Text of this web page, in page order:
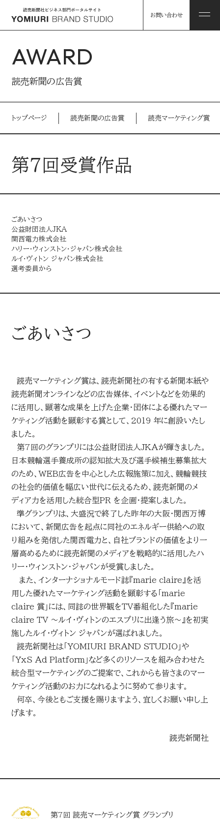
ABOUT
私たちについて トップ
コンソーシアム企業・パートナー
HINTS
LINEUP
企画・イベント
新聞
ターゲットメディア
AWARD
読売新聞の広告賞
読売新聞の広告賞 トップ
読売マーケティング賞
読売広告大賞
読売出版広告賞
読売・日テレ アドバタイザー・オブ・ザ・イヤー
CONTACT
DOWNLOADS
資料ダウンロード
NEWSLETTER
ニュースレター
English
お問い合わせ
AWARD
読売新聞の広告賞
トップページ 読売新聞の広告賞 読売マーケティング賞
第７回受賞作品
ごあいさつ
公益財団法人JKA
関西電力株式会社
ハリー・ウィンストン・ジャパン株式会社
ルイ･ヴィトン ジャパン株式会社
選考委員から
ごあいさつ
読売マーケティング賞は、読売新聞社の有する新聞本紙や
読売新聞オンラインなどの広告媒体、イベントなどを効果的
に活用し、顕著な成果を上げた企業・団体による優れたマー
ケティング活動を顕彰する賞として、2019 年に創設いたし
ました。
第7回のグランプリには公益財団法人JKAが輝きました。
日本競輪選手養成所の認知拡大及び選手候補生募集拡大
のため、WEB広告を中心とした広報施策に加え、競輪競技
の社会的価値を幅広い世代に伝えるため、読売新聞のメ
ディア力を活用した統合型PR を企画・提案しました。
準グランプリは、大盛況で終了した昨年の大阪・関西万博
において、新聞広告を起点に同社のエネルギー供給への取
り組みを発信した関西電力と、自社ブランドの価値をより一
層高めるために読売新聞のメディアを戦略的に活用したハ
リー・ウィンストン・ジャパンが受賞しました。
また、インターナショナルモード誌『marie claire』を活
用した優れたマーケティング活動を顕彰する「marie
claire 賞」には、同誌の世界観をTV番組化した『marie
claire TV ～ルイ･ヴィトンのエスプリに出逢う旅～』を初実
施したルイ･ヴィトン ジャパンが選ばれました。
読売新聞社は「YOMIURI BRAND STUDIO」や
「YxS Ad Platform」など多くのリソースを組み合わせた
統合型マーケティングのご提案で、これからも皆さまのマー
ケティング活動のお力になれるように努めて参ります。
何卒、今後ともご支援を賜りますよう、宜しくお願い申し上
げます。
読売新聞社
第7回 読売マーケティング賞 グランプリ